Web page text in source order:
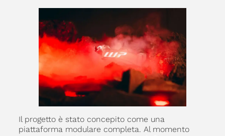
Il progetto è stato concepito come una
piattaforma modulare completa. Al momento